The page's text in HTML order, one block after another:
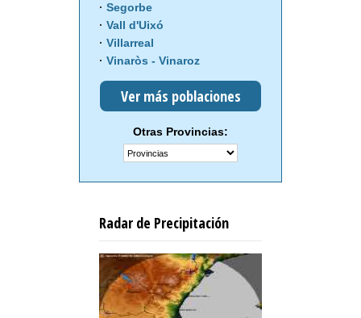
Segorbe
Vall d'Uixó
Villarreal
Vinaròs - Vinaroz
Ver más poblaciones
Otras Provincias:
Radar de Precipitación